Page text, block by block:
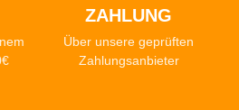
ZAHLUNG
Über unsere geprüften
Zahlungsanbieter